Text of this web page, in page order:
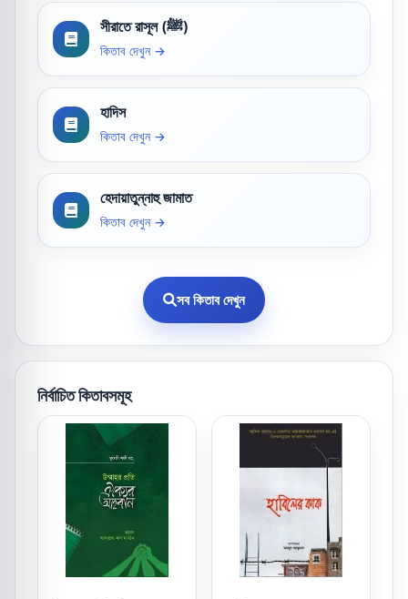
সীরাতে রাসূল (ﷺ)
কিতাব দেখুন →
হাদিস
কিতাব দেখুন →
হেদায়াতুন্নাহু জামাত
কিতাব দেখুন →
সব কিতাব দেখুন
নির্বাচিত কিতাবসমূহ